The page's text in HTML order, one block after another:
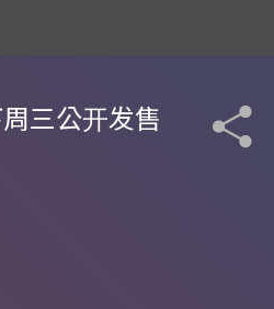
三公开发售